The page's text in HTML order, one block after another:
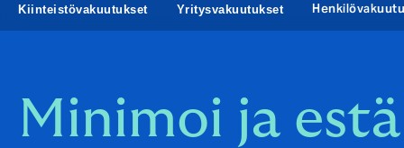
Kiinteistövakuutukset Yritysvakuutukset
Minimoi ja